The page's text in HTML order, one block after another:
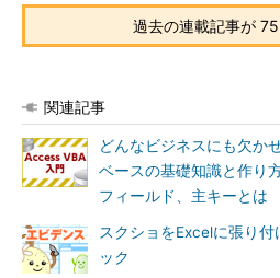
    i
= i + 1
Loop
Set fso =
Nothing
End
Sub
リスト2 CSVファイルを読み込むコード
新しいScripting.FileSyetemObject
fsoで参照する（2行目）。
過去の連載記事が
関連記事
どんなビジネスにも欠か
ベースの基礎知識と作り
フィールド、主キーとは
スクショをExcelに張り
ック